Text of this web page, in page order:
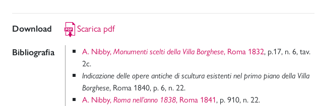
Download Scarica pdf
Bibliografia A. Nibby, Monumenti scelti della Villa Borghese, Roma 1832, p.17, n. 6, tav.
2c.
Indicazione delle opere antiche di scultura esistenti nel primo piano della Villa
Borghese, Roma 1840, p. 6, n. 22.
A. Nibby, Roma nell’anno 1838, Roma 1841, p. 910, n. 22.